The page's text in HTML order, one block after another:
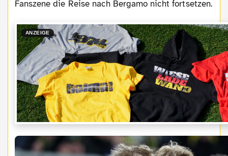
Fanszene die Reise nach Bergamo nicht fortsetzen.
ANZEIGE